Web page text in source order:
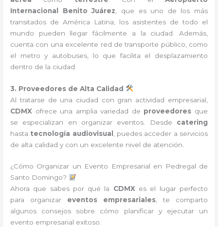
Internacional Benito Juárez , que es uno de los más
transitados de América Latina, los asistentes de todo el
mundo pueden llegar fácilmente a la ciudad. Además,
cuenta con una excelente red de transporte público, como
el metro y autobuses, lo que facilita el desplazamiento
dentro de la ciudad.
3. Proveedores de Alta Calidad
Al tratarse de una ciudad con gran actividad empresarial,
CDMX ofrece una amplia variedad de proveedores que
se especializan en organizar eventos. Desde catering
hasta tecnología audiovisual , puedes acceder a servicios
de alta calidad y con un excelente nivel de atención.
¿Cómo Organizar un Evento Empresarial en Pedregal de
Santo Domingo?
Ahora que sabes por qué la CDMXes el lugar perfecto
para organizar eventos empresariales, te comparto
algunos consejos sobre cómo planificar y ejecutar un
evento empresarial exitoso.